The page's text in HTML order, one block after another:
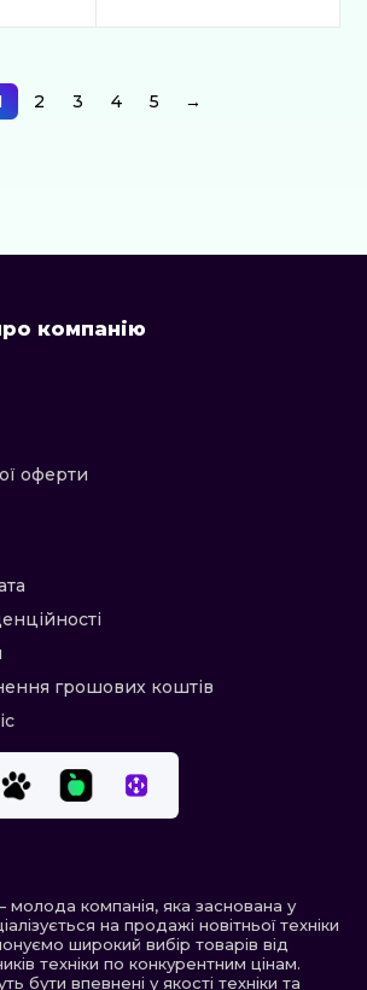
2 3 4 5 →
компанію
оферти
грошових коштів
молода компанія, яка заснована у
на продажі новітньої техніки
широкий вибір товарів від
техніки по конкурентним цінам.
бути впевнені у якості техніки та